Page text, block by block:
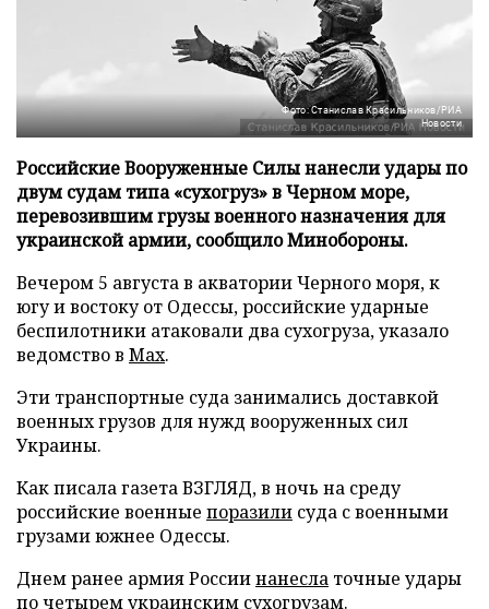
Фото: Станислав Красильников/РИА
Новости
Российские Вооруженные Силы нанесли удары по
двум судам типа «сухогруз» в Черном море,
перевозившим грузы военного назначения для
украинской армии, сообщило Минобороны.
Вечером 5 августа в акватории Черного моря, к
югу и востоку от Одессы, российские ударные
беспилотники атаковали два сухогруза, указало
ведомство в Max.
Эти транспортные суда занимались доставкой
военных грузов для нужд вооруженных сил
Украины.
Как писала газета ВЗГЛЯД, в ночь на среду
российские военные поразили суда с военными
грузами южнее Одессы.
Днем ранее армия Россиинанесла точные удары
по четырем украинским сухогрузам.